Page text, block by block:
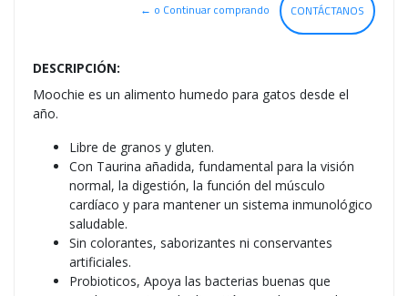
CONTÁCTANOS
← o Continuar comprando
DESCRIPCIÓN:
Moochie es un alimento humedo para gatos desde el
año.
Libre de granos y gluten.
Con Taurina añadida, fundamental para la visión
normal, la digestión, la función del músculo
cardíaco y para mantener un sistema inmunológico
saludable.
Sin colorantes, saborizantes ni conservantes
artificiales.
Probioticos, Apoya las bacterias buenas que